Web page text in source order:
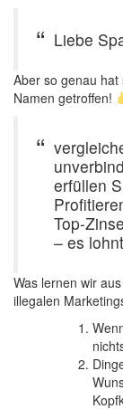
Liebe
Aber so genau
Namen getroffen!
erfüllen
Top-
– es
Was lernen wir
illegalen